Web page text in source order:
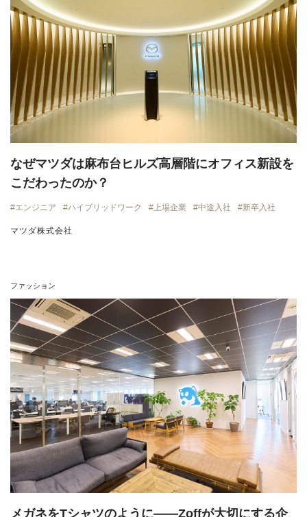
なぜマツダは麻布台ヒルズ高層階にオフィス新設を
こだわったのか？
エンジニア ハイブリッドワーク 上場企業 中途入社 新卒入社
マツダ株式会社
ファッション
メガネをTシャツのように——Zoffが大切にする企